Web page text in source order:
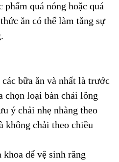
quá nóng hoặc quá
ăn có thể làm tăng sự
các bữa ăn và nhất là trước
chọn loại bàn chải lông
ý chải nhẹ nhàng theo
không chải theo chiều
để vệ sinh răng